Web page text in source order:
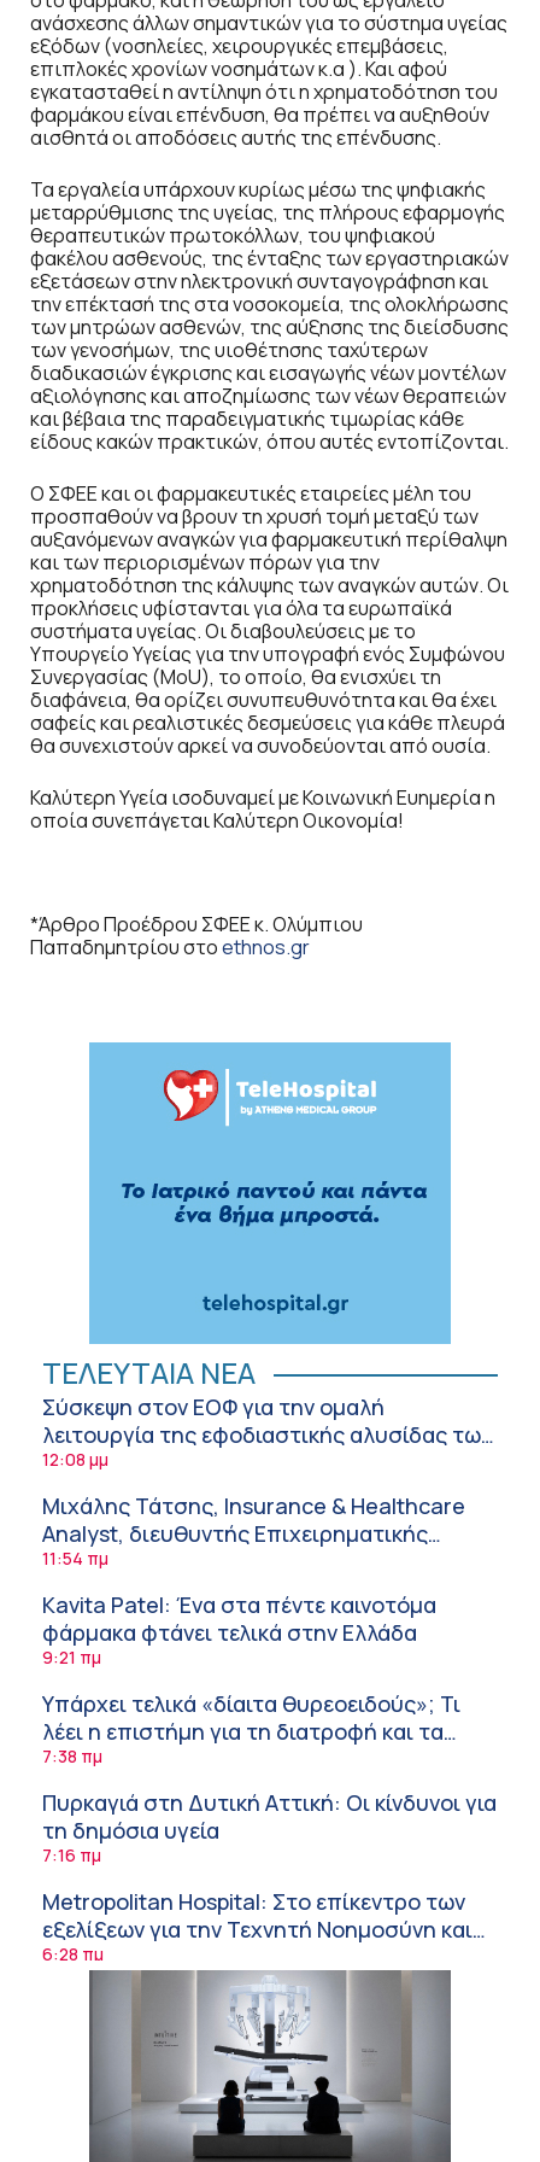
ανάσχεσης άλλων σημαντικών για το σύστημα υγείας
εξόδων (νοσηλείες, χειρουργικές επεμβάσεις,
επιπλοκές χρονίων νοσημάτων κ.α ). Και αφού
εγκατασταθεί η αντίληψη ότι η χρηματοδότηση του
φαρμάκου είναι επένδυση, θα πρέπει να αυξηθούν
αισθητά οι αποδόσεις αυτής της επένδυσης.
Τα εργαλεία υπάρχουν κυρίως μέσω της ψηφιακής
μεταρρύθμισης της υγείας, της πλήρους εφαρμογής
θεραπευτικών πρωτοκόλλων, του ψηφιακού
φακέλου ασθενούς, της ένταξης των εργαστηριακών
εξετάσεων στην ηλεκτρονική συνταγογράφηση και
την επέκτασή της στα νοσοκομεία, της ολοκλήρωσης
των μητρώων ασθενών, της αύξησης της διείσδυσης
των γενοσήμων, της υιοθέτησης ταχύτερων
διαδικασιών έγκρισης και εισαγωγής νέων μοντέλων
αξιολόγησης και αποζημίωσης των νέων θεραπειών
και βέβαια της παραδειγματικής τιμωρίας κάθε
είδους κακών πρακτικών, όπου αυτές εντοπίζονται.
Ο ΣΦΕΕ και οι φαρμακευτικές εταιρείες μέλη του
προσπαθούν να βρουν τη χρυσή τομή μεταξύ των
αυξανόμενων αναγκών για φαρμακευτική περίθαλψη
και των περιορισμένων πόρων για την
χρηματοδότηση της κάλυψης των αναγκών αυτών. Οι
προκλήσεις υφίστανται για όλα τα ευρωπαϊκά
συστήματα υγείας. Οι διαβουλεύσεις με το
Υπουργείο Υγείας για την υπογραφή ενός Συμφώνου
Συνεργασίας (MoU), το οποίο, θα ενισχύει τη
διαφάνεια, θα ορίζει συνυπευθυνότητα και θα έχει
σαφείς και ρεαλιστικές δεσμεύσεις για κάθε πλευρά
θα συνεχιστούν αρκεί να συνοδεύονται από ουσία.
Καλύτερη Υγεία ισοδυναμεί με Κοινωνική Ευημερία η
οποία συνεπάγεται Καλύτερη Οικονομία!
*Άρθρο Προέδρου ΣΦΕΕ κ. Ολύμπιου
Παπαδημητρίου στοethnos.gr
ΤΕΛΕΥΤΑΙΑ ΝΕΑ
Σύσκεψη στον ΕΟΦ για την ομαλή
λειτουργία της εφοδιαστικής αλυσίδας των
φαρμάκων στη διάρκεια του καλοκαιριού
12:08 μμ
Μιχάλης Τάτσης, Insurance & Healthcare
Analyst, διευθυντής Επιχειρηματικής
Ανάπτυξης Ομίλου HHG
11:54 πμ
Kavita Patel: Ένα στα πέντε καινοτόμα
φάρμακα φτάνει τελικά στην Ελλάδα
9:21 πμ
Υπάρχει τελικά «δίαιτα θυρεοειδούς»; Τι
λέει η επιστήμη για τη διατροφή και τα
συμπληρώματα
7:38 πμ
Πυρκαγιά στη Δυτική Αττική: Οι κίνδυνοι για
τη δημόσια υγεία
7:16 πμ
Metropolitan Hospital: Στο επίκεντρο των
εξελίξεων για την Τεχνητή Νοημοσύνη και
την Ογκολογία
6:28 πμ
Παύλος Γιαννακόπουλος – ΒΙΑΝΕΞ
Στέλιος Λιανός – INTERAMERICAN / Αθηναϊκή
Γενική Κλινική
5:17 πμ